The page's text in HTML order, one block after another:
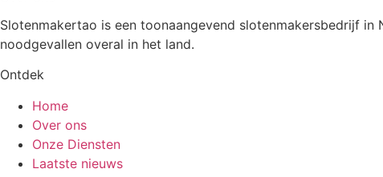
Slotenmakertao is een toonaangevend slotenmakersbedrijf
noodgevallen overal in het land.
Ontdek
Home
Over ons
Onze Diensten
Laatste nieuws